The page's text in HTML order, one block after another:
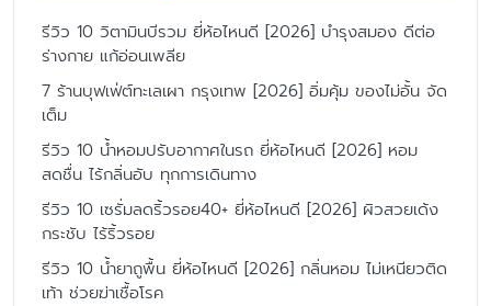
รีวิว 10 วิตามินบีรวม ยี่ห้อไหนดี [2026] บำรุงสมอง ดีต่อ
ร่างกาย แก้อ่อนเพลีย
7 ร้านบุฟเฟ่ต์ทะเลเผา กรุงเทพ [2026] อิ่มคุ้ม ของไม่อั้น จัด
เต็ม
รีวิว 10 น้ำหอมปรับอากาศในรถ ยี่ห้อไหนดี [2026] หอม
สดชื่น ไร้กลิ่นอับ ทุกการเดินทาง
รีวิว 10 เซรั่มลดริ้วรอย40+ ยี่ห้อไหนดี [2026] ผิวสวยเด้ง
กระชับ ไร้ริ้วรอย
รีวิว 10 น้ำยาถูพื้น ยี่ห้อไหนดี [2026] กลิ่นหอม ไม่เหนียวติด
เท้า ช่วยฆ่าเชื้อโรค